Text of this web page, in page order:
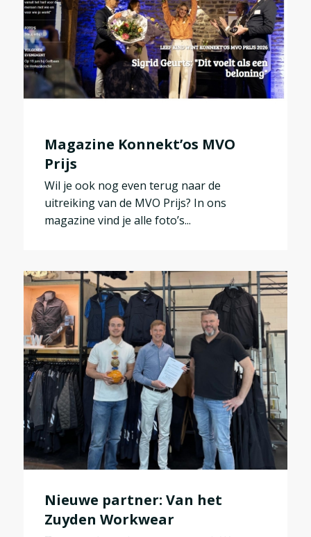
Magazine Konnekt’os MVO
Prijs
Wil je ook nog even terug naar de
uitreiking van de MVO Prijs? In ons
magazine vind je alle foto’s...
Nieuwe partner: Van het
Zuyden Workwear